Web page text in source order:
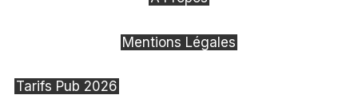
Mentions Légales
Tarifs Pub 2026